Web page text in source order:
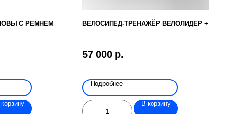
С РЕМНЕМ ВЕЛОСИПЕД-ТРЕНАЖЁР ВЕЛОЛИДЕР +
57 000 р.
Подробнее
В корзину